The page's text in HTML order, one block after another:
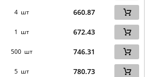
4 шт 660.87
1 шт 672.43
500 шт 746.31
5 шт 780.73